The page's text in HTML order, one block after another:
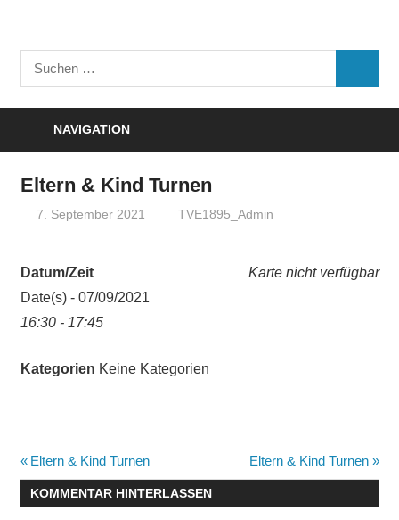
Turnverein
"Frisch
Suchen
nach:
NAVIGATION
Eltern & Kind Turnen
7. September 2021 TVE1895_Admin
Karte nicht verfügbar
Datum/Zeit
Date(s) - 07/09/2021
16:30 - 17:45
Kategorien Keine Kategorien
Beitragsnavigation
Vorheriger
Beitrag:
Eltern & Kind Turnen
Nächster
Beitrag:
Eltern & Kind Turnen
KOMMENTAR HINTERLASSEN